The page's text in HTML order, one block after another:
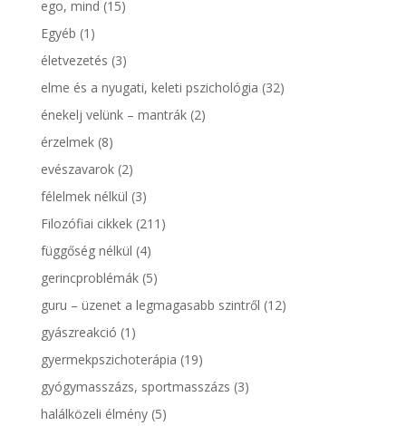
ego, mind (15)
Egyéb (1)
életvezetés (3)
elme és a nyugati, keleti pszichológia (32)
énekelj velünk – mantrák(2)
érzelmek(8)
evészavarok(2)
félelmek nélkül (3)
Filozófiai cikkek(211)
függőség nélkül (4)
gerincproblémák(5)
guru – üzenet a legmagasabb szintről (12)
gyászreakció (1)
gyermekpszichoterápia (19)
gyógymasszázs, sportmasszázs (3)
halálközeli élmény(5)